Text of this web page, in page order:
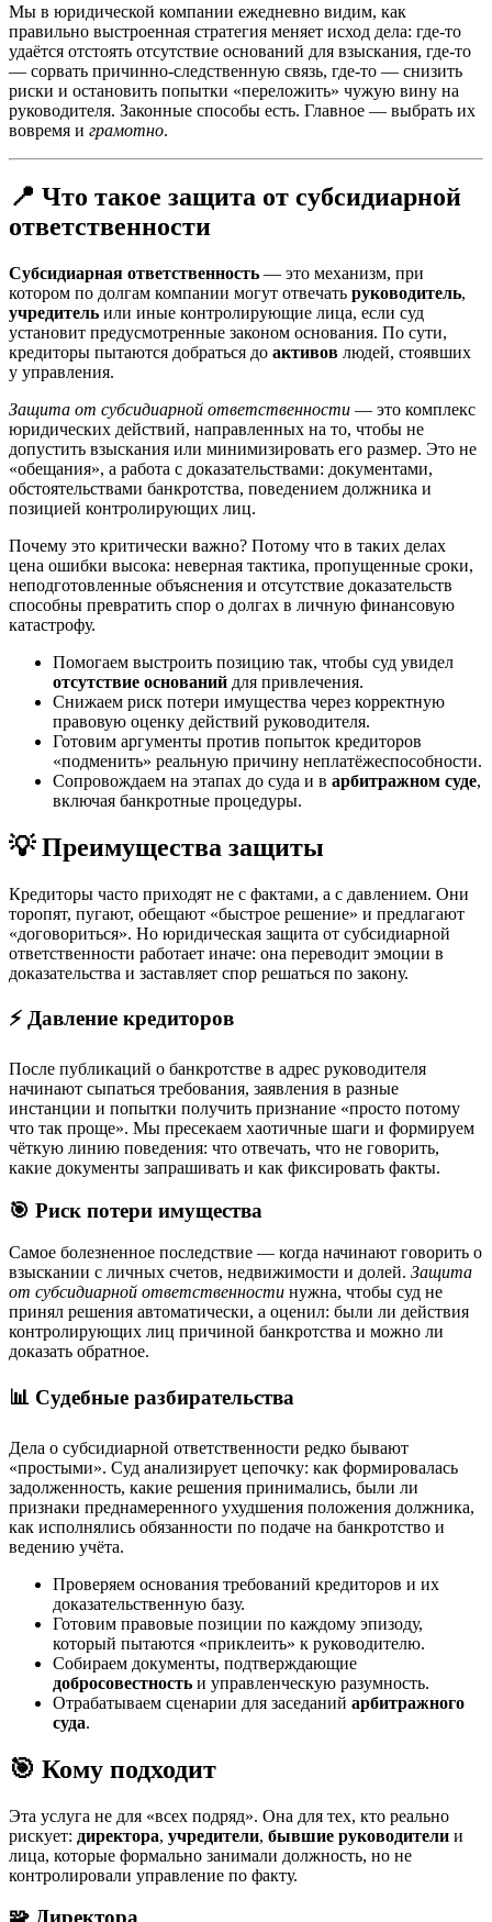
Мы в юридической компании ежедневно видим, как
правильно выстроенная стратегия меняет исход дела: где-то
удаётся отстоять отсутствие оснований для взыскания, где-то
— сорвать причинно-следственную связь, где-то — снизить
риски и остановить попытки «переложить» чужую вину на
руководителя. Законные способы есть. Главное — выбрать их
вовремя и грамотно.
📍 Что такое защита от субсидиарной
ответственности
Субсидиарная ответственность — это механизм, при
котором по долгам компании могут отвечать руководитель,
учредитель или иные контролирующие лица, если суд
установит предусмотренные законом основания. По сути,
кредиторы пытаются добраться до активов людей, стоявших
у управления.
Защита от субсидиарной ответственности — это комплекс
юридических действий, направленных на то, чтобы не
допустить взыскания или минимизировать его размер. Это не
«обещания», а работа с доказательствами: документами,
обстоятельствами банкротства, поведением должника и
позицией контролирующих лиц.
Почему это критически важно? Потому что в таких делах
цена ошибки высока: неверная тактика, пропущенные сроки,
неподготовленные объяснения и отсутствие доказательств
способны превратить спор о долгах в личную финансовую
катастрофу.
Помогаем выстроить позицию так, чтобы суд увидел
отсутствие оснований для привлечения.
Снижаем риск потери имущества через корректную
правовую оценку действий руководителя.
Готовим аргументы против попыток кредиторов
«подменить» реальную причину неплатёжеспособности.
Сопровождаем на этапах до суда и в арбитражном суде,
включая банкротные процедуры.
💡 Преимущества защиты
Кредиторы часто приходят не с фактами, а с давлением. Они
торопят, пугают, обещают «быстрое решение» и предлагают
«договориться». Но юридическая защита от субсидиарной
ответственности работает иначе: она переводит эмоции в
доказательства и заставляет спор решаться по закону.
⚡ Давление кредиторов
После публикаций о банкротстве в адрес руководителя
начинают сыпаться требования, заявления в разные
инстанции и попытки получить признание «просто потому
что так проще». Мы пресекаем хаотичные шаги и формируем
чёткую линию поведения: что отвечать, что не говорить,
какие документы запрашивать и как фиксировать факты.
🎯 Риск потери имущества
Самое болезненное последствие — когда начинают говорить о
взыскании с личных счетов, недвижимости и долей. Защита
от субсидиарной ответственности нужна, чтобы суд не
принял решения автоматически, а оценил: были ли действия
контролирующих лиц причиной банкротства и можно ли
доказать обратное.
📊 Судебные разбирательства
Дела о субсидиарной ответственности редко бывают
«простыми». Суд анализирует цепочку: как формировалась
задолженность, какие решения принимались, были ли
признаки преднамеренного ухудшения положения должника,
как исполнялись обязанности по подаче на банкротство и
ведению учёта.
Проверяем основания требований кредиторов и их
доказательственную базу.
Готовим правовые позиции по каждому эпизоду,
который пытаются «приклеить» к руководителю.
Собираем документы, подтверждающие
добросовестность и управленческую разумность.
Отрабатываем сценарии для заседаний арбитражного
суда.
🎯 Кому подходит
Эта услуга не для «всех подряд». Она для тех, кто реально
рискует: директора, учредители, бывшие руководители и
лица, которые формально занимали должность, но не
контролировали управление по факту.